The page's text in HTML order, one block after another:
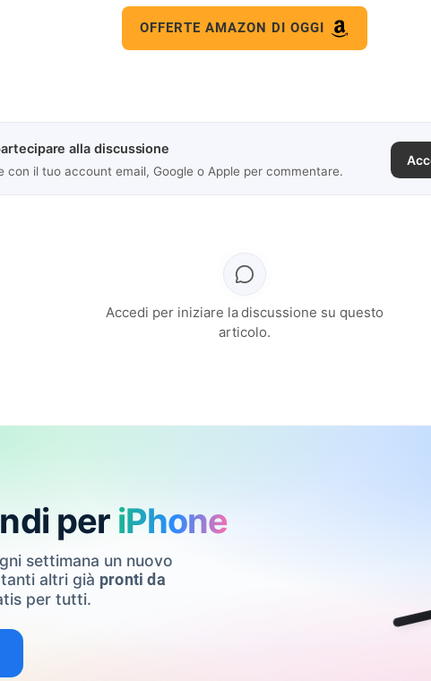
OFFERTE AMAZON DI OGGI
alla discussione
con il tuo account email, Google o Apple per commentare.
Accedi per iniziare la discussione su questo
articolo.
per iPhone
settimana un nuovo
altri già pronti da
per tutti.